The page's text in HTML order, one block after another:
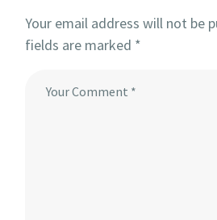
Your email address will not be
fields are marked *